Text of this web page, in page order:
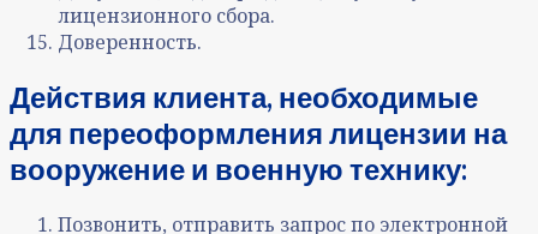
лицензионного сбора.
Доверенность.
Действия клиента, необходимые
для переоформления лицензии на
вооружение и военную технику:
Позвонить, отправить запрос по электронной